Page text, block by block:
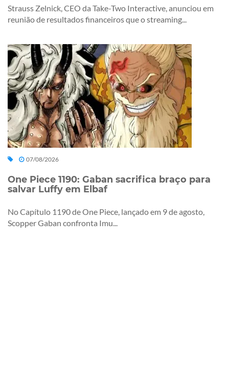
Strauss Zelnick, CEO da Take-Two Interactive, anunciou em
reunião de resultados financeiros que o streaming...
07/08/2026
One Piece 1190: Gaban sacrifica braço para
salvar Luffy em Elbaf
No Capítulo 1190 de One Piece, lançado em 9 de agosto,
Scopper Gaban confronta Imu...